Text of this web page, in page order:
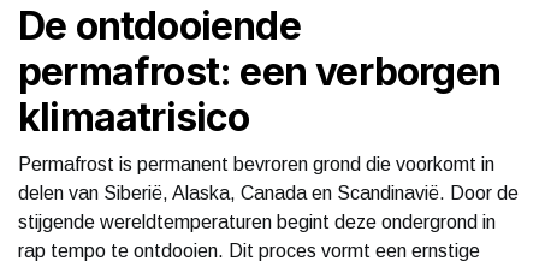
De ontdooiende
permafrost: een verborgen
klimaatrisico
Permafrost is permanent bevroren grond die voorkomt in
delen van Siberië, Alaska, Canada en Scandinavië. Door de
stijgende wereldtemperaturen begint deze ondergrond in
rap tempo te ontdooien. Dit proces vormt een ernstige